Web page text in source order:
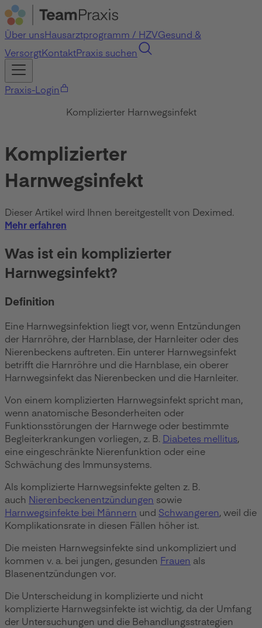
Über unsHausarztprogramm / HZVGesund &
VersorgtKontaktPraxis suchen
Praxis-Login
Komplizierter Harnwegsinfekt
Komplizierter
Harnwegsinfekt
Dieser Artikel wird Ihnen bereitgestellt von Deximed.
Mehr erfahren
Was ist ein komplizierter
Harnwegsinfekt?
Definition
Eine Harnwegsinfektion liegt vor, wenn Entzündungen
der Harnröhre, der Harnblase, der Harnleiter oder des
Nierenbeckens auftreten. Ein unterer Harnwegsinfekt
betrifft die Harnröhre und die Harnblase, ein oberer
Harnwegsinfekt das Nierenbecken und die Harnleiter.
Von einem komplizierten Harnwegsinfekt spricht man,
wenn anatomische Besonderheiten oder
Funktionsstörungen der Harnwege oder bestimmte
Begleiterkrankungen vorliegen, z. B. Diabetes mellitus,
eine eingeschränkte Nierenfunktion oder eine
Schwächung des Immunsystems.
Als komplizierte Harnwegsinfekte gelten z. B.
auch Nierenbeckenentzündungen sowie
Harnwegsinfekte bei Männern und Schwangeren, weil die
Komplikationsrate in diesen Fällen höher ist.
Die meisten Harnwegsinfekte sind unkompliziert und
kommen v. a. bei jungen, gesunden Frauen als
Blasenentzündungen vor.
Die Unterscheidung in komplizierte und nicht
komplizierte Harnwegsinfekte ist wichtig, da der Umfang
der Untersuchungen und die Behandlungsstrategien